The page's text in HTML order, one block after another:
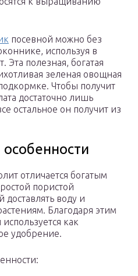
посевной можно без
используя в
Эта полезная, богатая
зеленая овощная
Чтобы получит
достаточно лишь
остальное он получит из
отличается богатым
пористой
воду и
Благодаря этим
как
удобрение.